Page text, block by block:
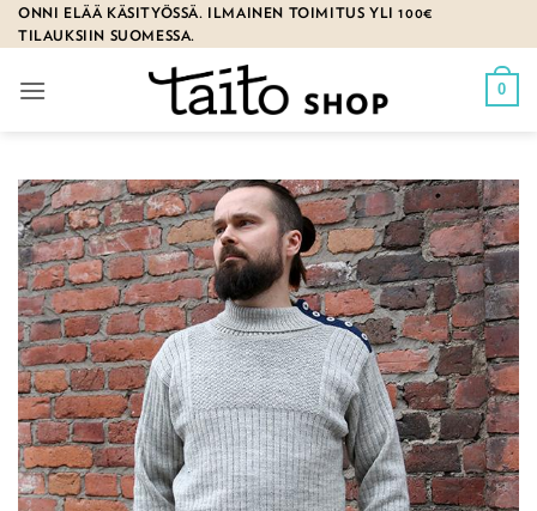
Skip
to
ONNI ELÄÄ KÄSITYÖSSÄ. ILMAINEN TOIMITUS YLI 100€
TILAUKSIIN SUOMESSA.
0